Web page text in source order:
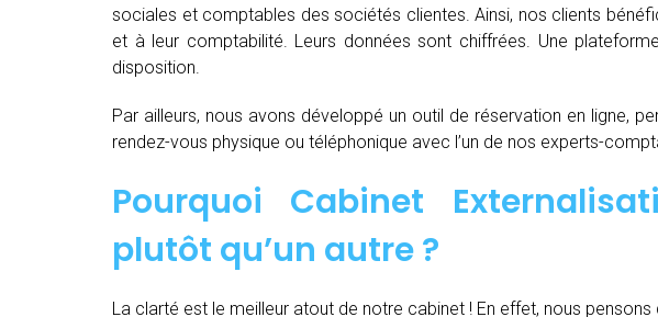
sociales et comptables des sociétés clientes. Ainsi, nos clients
et à leur comptabilité. Leurs données sont chiffrées. Une
disposition.
Par ailleurs, nous avons développé un outil de réservation en ligne,
rendez-vous physique ou téléphonique avec l’un de nos experts-
Pourquoi Cabinet
plutôt qu’un autre ?
La clarté est le meilleur atout de notre cabinet ! En effet, nous pensons